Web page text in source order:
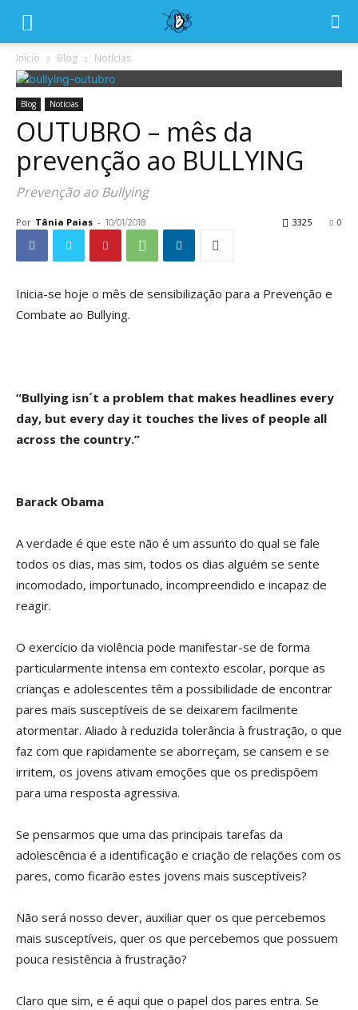
Início Blog Notícias
Blog Notícias
OUTUBRO – mês da
prevenção ao BULLYING
Prevenção ao Bullying
Por Tânia Paias - 10/01/2018 0
3325
Inicia-se hoje o mês de sensibilização para a Prevenção e
Combate ao Bullying.
“Bullying isn´t a problem that makes headlines every
day, but every day it touches the lives of people all
across the country.”
Barack Obama
A verdade é que este não é um assunto do qual se fale
todos os dias, mas sim, todos os dias alguém se sente
incomodado, importunado, incompreendido e incapaz de
reagir.
O exercício da violência pode manifestar-se de forma
particularmente intensa em contexto escolar, porque as
crianças e adolescentes têm a possibilidade de encontrar
pares mais susceptíveis de se deixarem facilmente
atormentar. Aliado à reduzida tolerância à frustração, o que
faz com que rapidamente se aborreçam, se cansem e se
irritem, os jovens ativam emoções que os predispõem
para uma resposta agressiva.
Se pensarmos que uma das principais tarefas da
adolescência é a identificação e criação de relações com os
pares, como ficarão estes jovens mais susceptíveis?
Não será nosso dever, auxiliar quer os que percebemos
mais susceptíveis, quer os que percebemos que possuem
pouca resistência à frustração?
Claro que sim, e é aqui que o papel dos pares entra. Se